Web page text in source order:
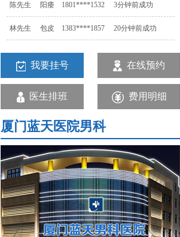
林先生 包皮 1383****1857 20分钟前成功
孙先生 早泄 1523****1457 15分钟前成功
覃先生 尿道炎 1375****7195 12分钟前成功
陈先生 前列腺 1801****1532 3分钟前成功
我要挂号 在线预约
医生排班 费用明细
厦门蓝天医院男科